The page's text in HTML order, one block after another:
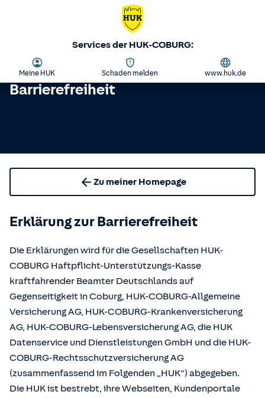
Services der HUK-COBURG:
Meine HUK Schaden melden www.huk.de
Barrierefreiheit
Zu meiner Homepage
Erklärung zur Barrierefreiheit
Die Erklärungen wird für die Gesellschaften HUK-
COBURG Haftpflicht-Unterstützungs-Kasse
kraftfahrender Beamter Deutschlands auf
Gegenseitigkeit in Coburg, HUK-COBURG-Allgemeine
Versicherung AG, HUK-COBURG-Krankenversicherung
AG, HUK-COBURG-Lebensversicherung AG, die HUK
Datenservice und Dienstleistungen GmbH und die HUK-
COBURG-Rechtsschutzversicherung AG
(zusammenfassend im Folgenden „HUK“) abgegeben.
Die HUK ist bestrebt, ihre Webseiten, Kundenportale